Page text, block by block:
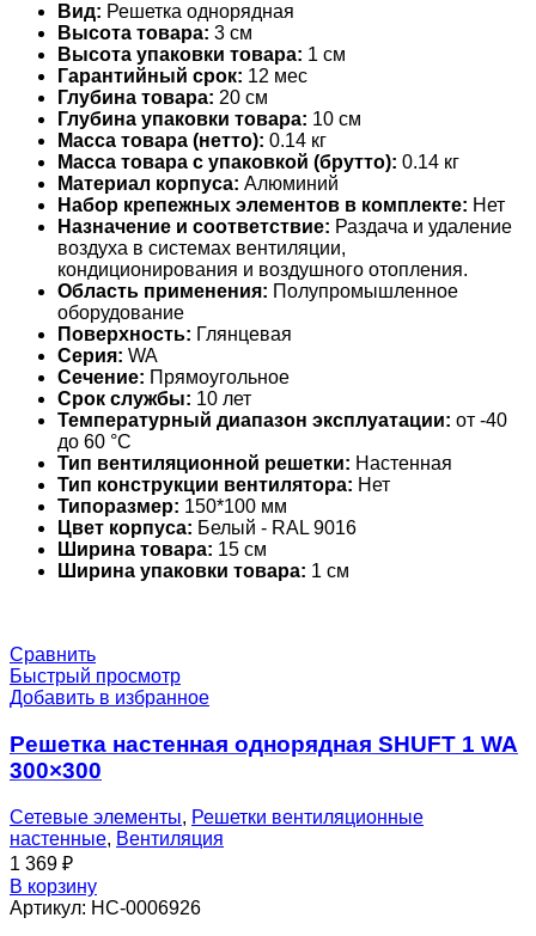
Вид: Решетка однорядная
Высота товара: 3 см
Высота упаковки товара: 1 см
Гарантийный срок: 12 мес
Глубина товара: 20 см
Глубина упаковки товара: 10 см
Масса товара (нетто): 0.14 кг
Масса товара с упаковкой (брутто): 0.14 кг
Материал корпуса: Алюминий
Набор крепежных элементов в комплекте: Нет
Назначение и соответствие: Раздача и удаление
воздуха в системах вентиляции,
кондиционирования и воздушного отопления.
Область применения: Полупромышленное
оборудование
Поверхность: Глянцевая
Серия: WA
Сечение: Прямоугольное
Срок службы: 10 лет
Температурный диапазон эксплуатации: от -40
до 60 °С
Тип вентиляционной решетки: Настенная
Тип конструкции вентилятора: Нет
Типоразмер: 150*100 мм
Цвет корпуса: Белый - RAL 9016
Ширина товара: 15 см
Ширина упаковки товара: 1 см
Сравнить
Быстрый просмотр
Добавить в избранное
Решетка настенная однорядная SHUFT 1 WA
300×300
Сетевые элементы, Решетки вентиляционные
настенные, Вентиляция
1 369 ₽
В корзину
Артикул: НС-0006926